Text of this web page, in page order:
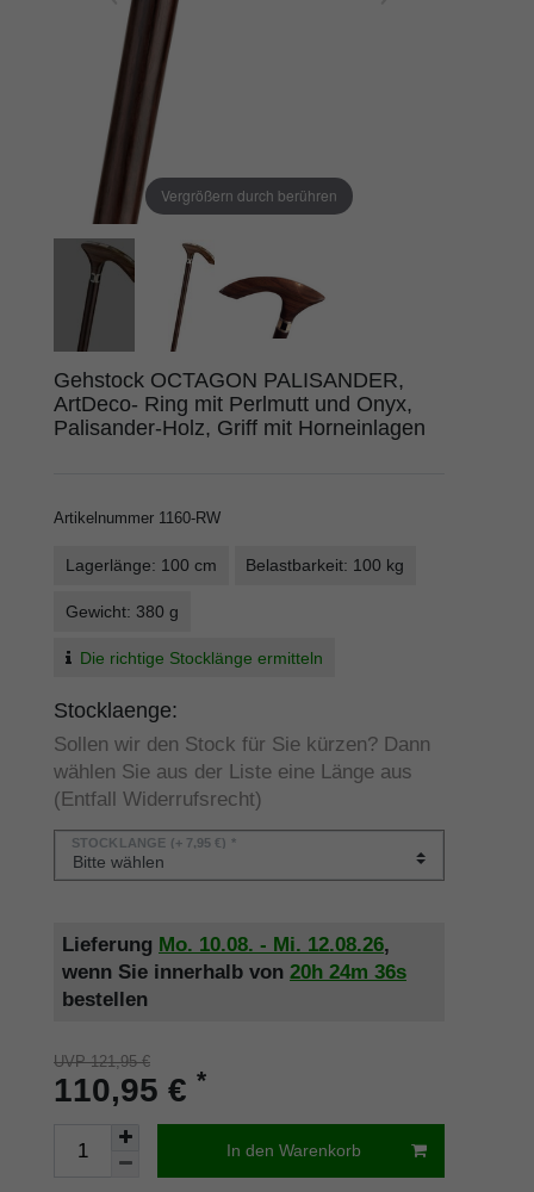
Vergrößern durch berühren
Gehstock OCTAGON PALISANDER,
ArtDeco- Ring mit Perlmutt und Onyx,
Palisander-Holz, Griff mit Horneinlagen
Artikelnummer 1160-RW
Lagerlänge: 100 cm Belastbarkeit: 100 kg
Gewicht: 380 g
Die richtige Stocklänge ermitteln
Stocklaenge:
Sollen wir den Stock für Sie kürzen? Dann
wählen Sie aus der Liste eine Länge aus
(Entfall Widerrufsrecht)
STOCKLÄNGE (+ 7,95 €) *
Lieferung Mo. 10.08. - Mi. 12.08.26,
wenn Sie innerhalb von 20h 24m 35s
bestellen
UVP 121,95 €
110,95 € *
In den Warenkorb